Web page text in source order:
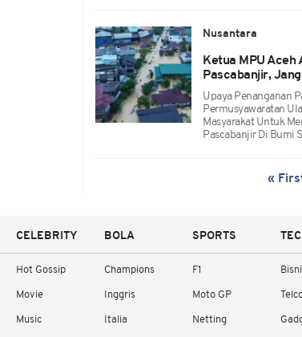
Nusantara
Ketua MPU
Pascabanjir,
Upaya Penanganan
Permusyawaratan
Masyarakat Untuk
Pascabanjir Di Bumi
«
CELEBRITY
Hot Gossip
Movie
Music
BOLA
Champions
Inggris
Italia
SPORTS
F1
Moto GP
Netting